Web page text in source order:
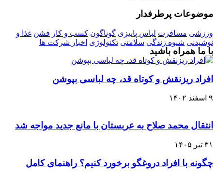
موضوعات پرطرفدار
ورزشی مسافرت لباس پاییزی گوناگون کسب و کار فشن غذا و
نوشیدنی شیوه زندگی سلامتی تکنولوژی اخبار شرکت ها
با ما همراه باشید
افراد ریزنقش و کوتاه قد، چه لباسی بپوشن
۹ اسفند ۱۴۰۲
انتقال محمد صلاح به عربستان با مانع جدید مواجه شد
۳۱ تیر ۱۴۰۵
چگونه با افراد دروغگو برخورد کنیم؟ راهنمای کامل